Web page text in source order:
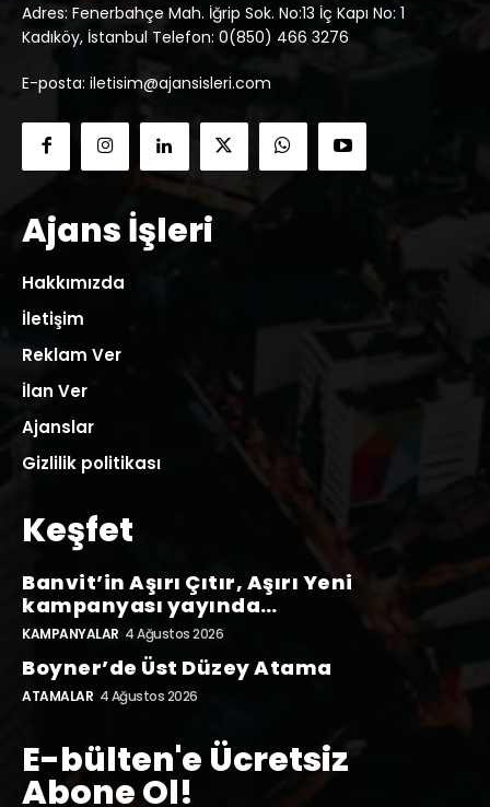
Adres: Fenerbahçe Mah. İğrip Sok. No:13 İç Kapı No: 1
Kadıköy, İstanbul Telefon: 0(850) 466 3276
E-posta: iletisim@ajansisleri.com
Ajans İşleri
Hakkımızda
İletişim
Reklam Ver
İlan Ver
Ajanslar
Gizlilik politikası
Keşfet
Banvit’in Aşırı Çıtır, Aşırı Yeni
kampanyası yayında…
KAMPANYALAR 4 Ağustos 2026
Boyner’de Üst Düzey Atama
ATAMALAR 4 Ağustos 2026
E-bülten'e Ücretsiz
Abone Ol!